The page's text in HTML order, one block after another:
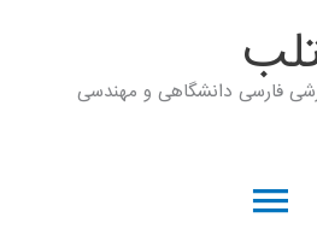
فارسی دانشگاهی و مهندسی
فهرست